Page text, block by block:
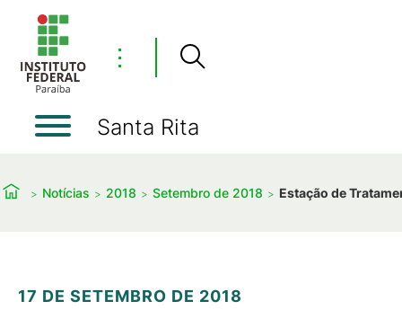
⋮
Santa Rita
Notícias 2018 Setembro de 2018 Estação de
17 DE SETEMBRO DE 2018